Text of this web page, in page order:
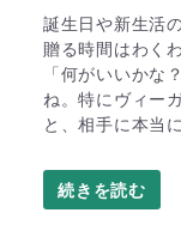
誕生日や新生活
贈る時間はわく
「何がいいかな
ね。特にヴィー
と、相手に本当